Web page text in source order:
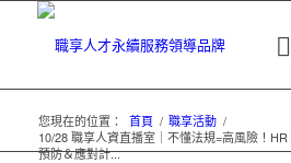
您現在的位置： 首頁 / 職享活動 /
10/28 職享人資直播室｜不懂法規=高風險！
預防＆應對計...